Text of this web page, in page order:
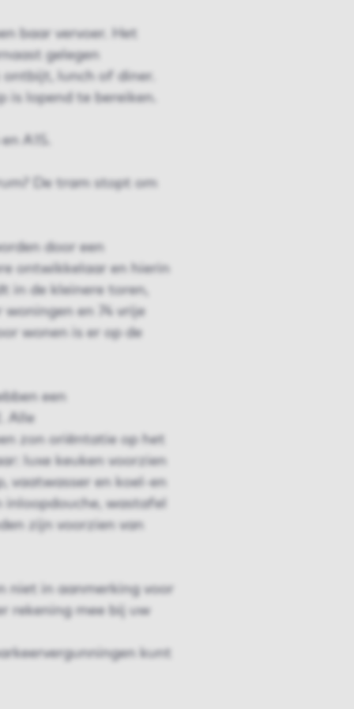
baar vervoer. Het
gelegen
lunch of diner.
is lopend te bereiken.
A15.
De tram stopt om
door een
ontwikkelaar en hierin
in de kleinere toren,
woningen en 74 vrije
wonen is er op de
een
Alle
zon oriëntatie op het
luxe keuken voorzien
vaatwasser en koel-en
inloopdouche, wastafel
zijn voorzien van
niet in aanmerking voor
rekening mee bij uw
kunt